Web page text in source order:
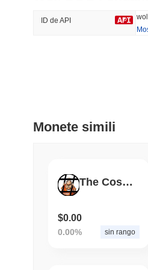
9.44%
ID de API
Monete simili
The Cosby Token BSC
$0.00
0.00% sin rango